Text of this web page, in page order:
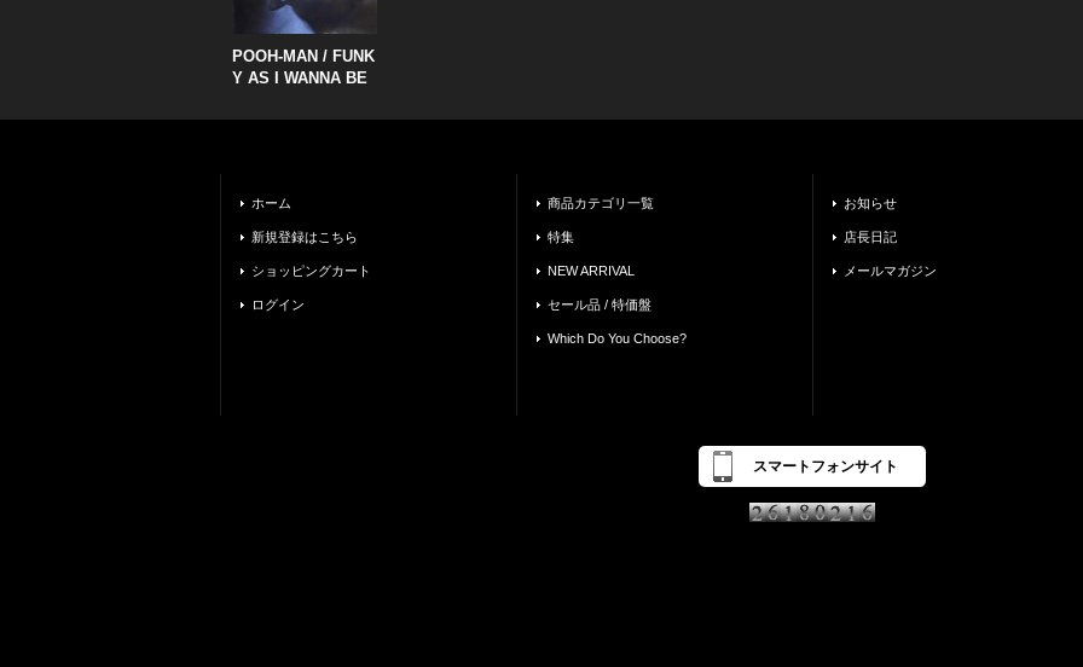
POOH-MAN / FUNK
Y AS I WANNA BE
ホーム
新規登録はこちら
ショッピングカート
ログイン
商品カテゴリ一覧
特集
NEW ARRIVAL
セール品 / 特価盤
Which Do You Choose?
お知らせ
店長日記
メールマガジン
スマートフォンサイト